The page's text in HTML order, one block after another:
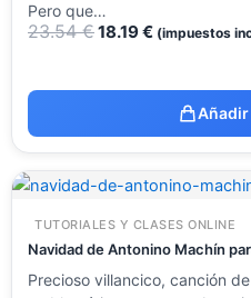
Pero que…
23.54€18.19€ (impuestos
TUTORIALES Y CLASES ONLINE
Navidad de Antonino Machín
Precioso villancico, canción